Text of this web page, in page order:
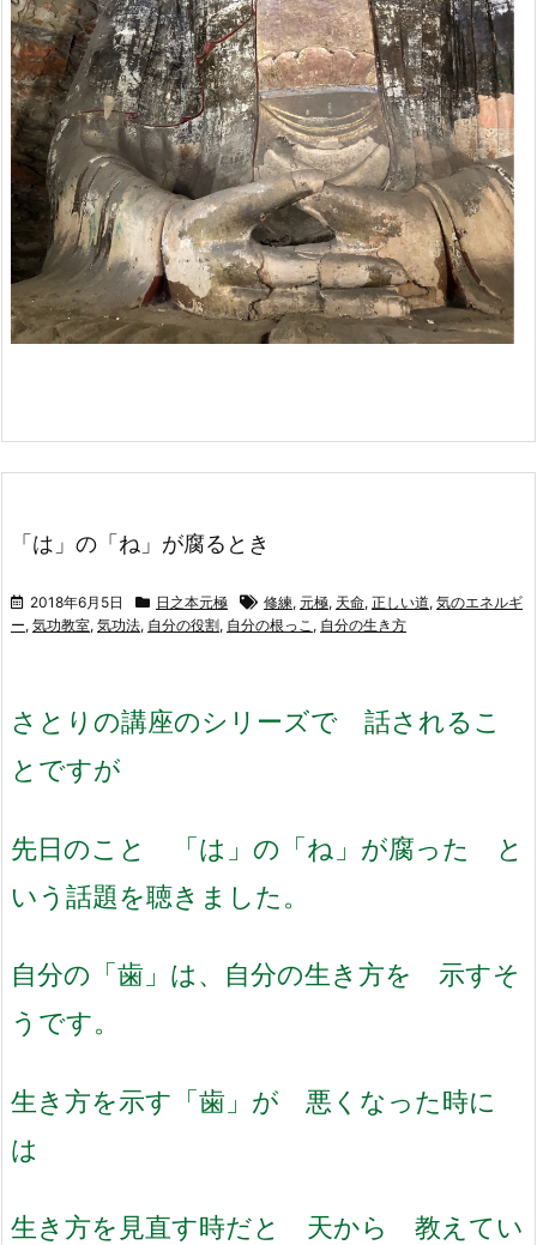
「は」の「ね」が腐るとき
2018年6月5日 日之本元極 修練, 元極, 天命, 正しい道, 気のエネルギ
ー, 気功教室, 気功法, 自分の役割, 自分の根っこ , 自分の生き方
さとりの講座のシリーズで 話されるこ
とですが
先日のこと 「は」の「ね」が腐った と
いう話題を聴きました。
自分の「歯」は、自分の生き方を 示すそ
うです。
生き方を示す「歯」が 悪くなった時に
は
生き方を見直す時だと 天から 教えてい